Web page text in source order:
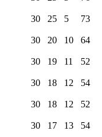
30 25 5 73
30 20 10 64
30 19 11 52
30 18 12 54
30 18 12 52
30 17 13 54